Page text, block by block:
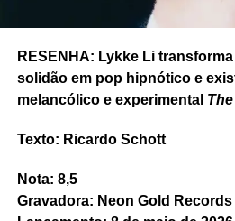
RESENHA: Lykke Li
solidão em pop hipnótico e
melancólico e experimental
Texto: Ricardo Schott
Nota: 8,5
Gravadora: Neon Gold Records